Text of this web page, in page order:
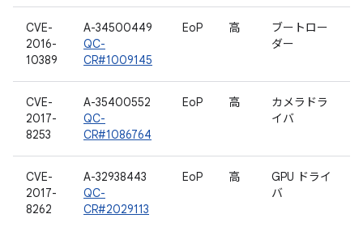
CVE-
2016-
10389
A-34500449
QC-
CR#1009145
EoP 高
ブートロー
ダー
CVE-
2017-
8253
A-35400552
QC-
CR#1086764
EoP 高
カメラドラ
イバ
CVE-
2017-
8262
A-32938443
QC-
CR#2029113
EoP 高
GPU ドライ
バ